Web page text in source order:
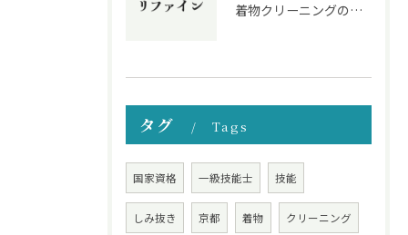
着物クリーニングのリアル経験談から学ぶ失敗しないお手入れと料金相場
タグ Tags
国家資格 一級技能士 技能
しみ抜き 京都 着物 クリーニング